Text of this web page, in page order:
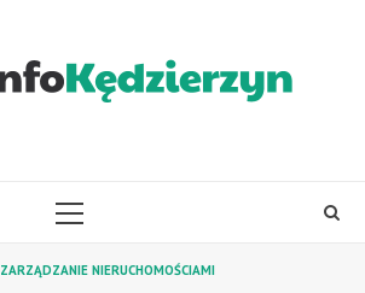
PRIMARY
ZARZĄDZANIE NIERUCHOMOŚCIAMI